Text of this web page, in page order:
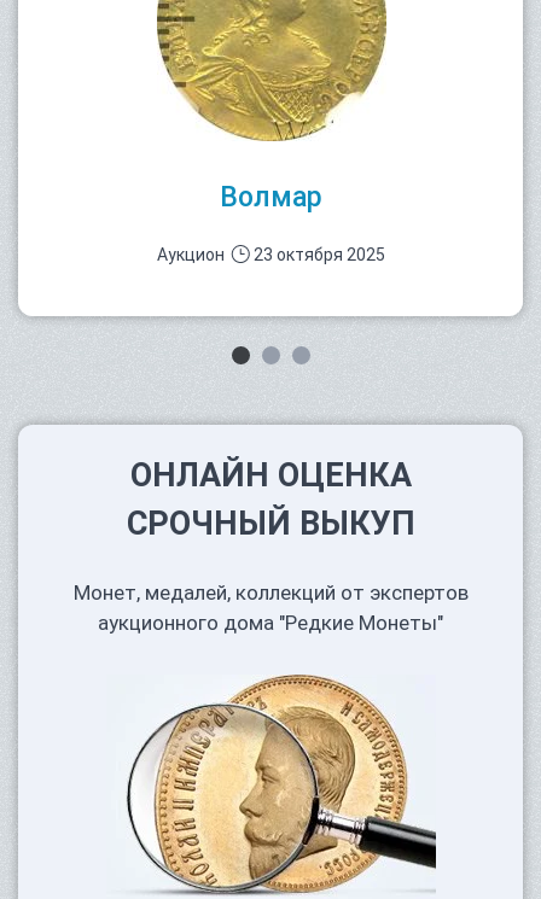
Волмар
Аукцион 23 октября 2025
ОНЛАЙН ОЦЕНКА
СРОЧНЫЙ ВЫКУП
Монет, медалей, коллекций от экспертов
аукционного дома "Редкие Монеты"